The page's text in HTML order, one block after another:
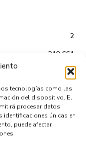
tecnologías como las
del dispositivo. El
procesar datos
únicas en
puede afectar
2
218.661
Diesel
F1AGL4113